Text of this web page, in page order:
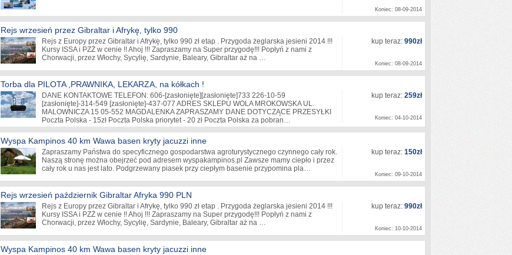
Koniec: 08-09-2014
Rejs wrzesień przez Gibraltar i Afrykę, tylko 990
Rejs z Europy przez Gibraltar i Afrykę, tylko 990 zł etap . Przygoda żeglarska jesieni 2014 !!!
Kursy ISSA i PZŻ w cenie !! Ahoj !!! Zapraszamy na Super przygodę!!! Popłyń z nami z
Chorwacji, przez Włochy, Sycylię, Sardynie, Baleary, Gibraltar aż na …
kup teraz: 990zł
Koniec: 08-09-2014
Torba dla PILOTA ,PRAWNIKA, LEKARZA, na kółkach !
DANE KONTAKTOWE TELEFON: 606-[zasłonięte] [zasłonięte]733 226-10-59
[zasłonięte]-314-549 [zasłonięte]-437-077 ADRES SKLEPU WOLA MROKOWSKA UL.
MALOWNICZA 15 05-552 MAGDALENKA ZAPRASZAMY DANE DOTYCZĄCE PRZESYŁKI
Poczta Polska - 15zł Poczta Polska priorytet - 20 zł Poczta Polska za pobran…
kup teraz: 259zł
Koniec: 04-10-2014
Wyspa Kampinos 40 km Wawa basen kryty jacuzzi inne
Zapraszamy Państwa do specyficznego gospodarstwa agroturystycznego czynnego cały rok.
Naszą stronę można obejrzeć pod adresem wyspakampinos.pl Zawsze mamy ciepło i przez
cały rok u nas jest lato. Podgrzewany piasek przy ciepłym basenie przypomina pla…
kup teraz: 150zł
Koniec: 09-10-2014
Rejs wrzesień październik Gibraltar Afryka 990 PLN
Rejs z Europy przez Gibraltar i Afrykę, tylko 990 zł etap . Przygoda żeglarska jesieni 2014 !!!
Kursy ISSA i PZŻ w cenie !! Ahoj !!! Zapraszamy na Super przygodę!!! Popłyń z nami z
Chorwacji, przez Włochy, Sycylię, Sardynie, Baleary, Gibraltar aż na …
kup teraz: 990zł
Koniec: 10-10-2014
Wyspa Kampinos 40 km Wawa basen kryty jacuzzi inne